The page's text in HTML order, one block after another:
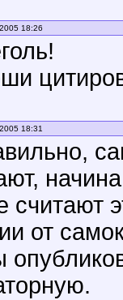
18:26
18:31
считают
от